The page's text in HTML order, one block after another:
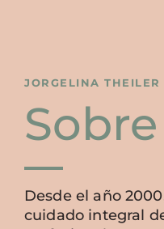
JORGELINA THEILER
Desde el año
cuidado integral